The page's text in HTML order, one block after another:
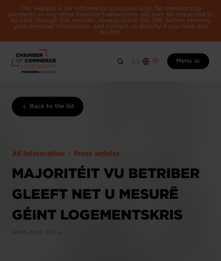
This website is for information purposes only. No membership
payments or any other financial transactions will ever be requested to
be paid through this website. Always check the URL before entering
your personal information, and contact us directly if you have any
doubts.
Menu
Back to the list
All information Press articles
MAJORITÉIT VU BETRIBER
GLEEFT NET U MESURË
GÉINT LOGEMENTSKRIS